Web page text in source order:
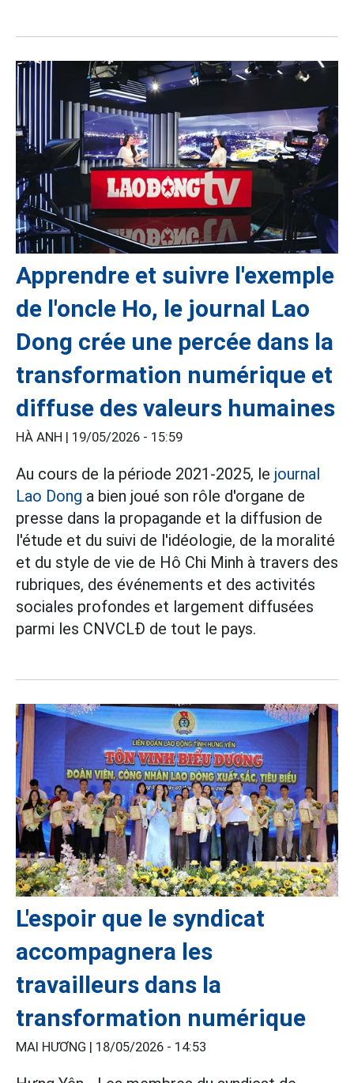
Apprendre et suivre l'exemple
de l'oncle Ho, le journal Lao
Dong crée une percée dans la
transformation numérique et
diffuse des valeurs humaines
HÀ ANH | 19/05/2026 - 15:59
Au cours de la période 2021-2025, le journal
Lao Dong a bien joué son rôle d'organe de
presse dans la propagande et la diffusion de
l'étude et du suivi de l'idéologie, de la moralité
et du style de vie de Hô Chi Minh à travers des
rubriques, des événements et des activités
sociales profondes et largement diffusées
parmi les CNVCLĐ de tout le pays.
L'espoir que le syndicat
accompagnera les
travailleurs dans la
transformation numérique
MAI HƯƠNG | 18/05/2026 - 14:53